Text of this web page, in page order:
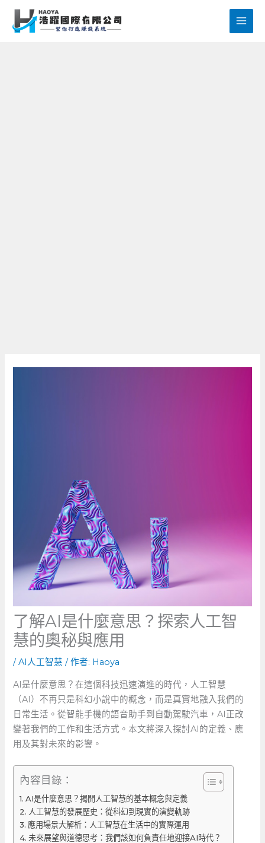
了解AI是什麼意思？探索人工智
慧的奧秘與應用
/AI人工智慧 / 作者: Haoya
AI是什麼意思？在這個科技迅速演進的時代，人工智慧
（AI）不再只是科幻小說中的概念，而是真實地融入我們的
日常生活。從智能手機的語音助手到自動駕駛汽車，AI正改
變著我們的工作和生活方式。本文將深入探討AI的定義、應
用及其對未來的影響。
內容目錄：
AI是什麼意思？揭開人工智慧的基本概念與定義
人工智慧的發展歷史：從科幻到現實的演變軌跡
應用場景大解析：人工智慧在生活中的實際運用
未來展望與道德思考：我們該如何負責任地迎接AI時代？